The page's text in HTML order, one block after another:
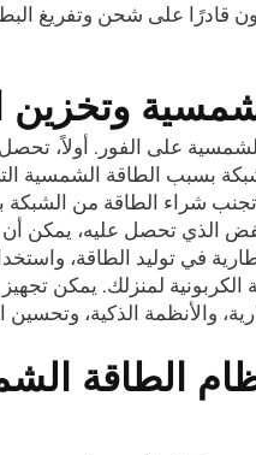
قادرًا على شحن وتفريغ
وتخزين
على الفور. أولاً،
بسبب الطاقة الشمسية
تجنب شراء الطاقة من الشبكة
الذي تحصل عليه، يمكن أن
في توليد الطاقة،
الكربونية لمنزلك. يمكن
والأنظمة الذكية، وتحسين
الطاقة